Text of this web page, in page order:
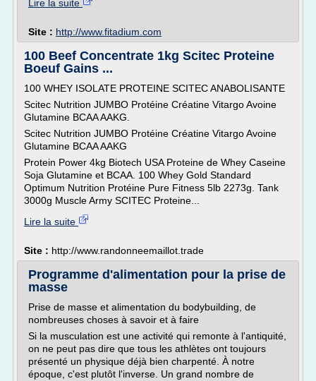
Lire la suite
Site : http://www.fitadium.com
100 Beef Concentrate 1kg Scitec Proteine
Boeuf Gains ...
100 WHEY ISOLATE PROTEINE SCITEC ANABOLISANTE
Scitec Nutrition JUMBO Protéine Créatine Vitargo Avoine
Glutamine BCAA AAKG.
Scitec Nutrition JUMBO Protéine Créatine Vitargo Avoine
Glutamine BCAA AAKG
Protein Power 4kg Biotech USA Proteine de Whey Caseine
Soja Glutamine et BCAA. 100 Whey Gold Standard
Optimum Nutrition Protéine Pure Fitness 5lb 2273g. Tank
3000g Muscle Army SCITEC Proteine...
Lire la suite
Site : http://www.randonneemaillot.trade
Programme d'alimentation pour la prise de
masse
Prise de masse et alimentation du bodybuilding, de
nombreuses choses à savoir et à faire
Si la musculation est une activité qui remonte à l'antiquité,
on ne peut pas dire que tous les athlètes ont toujours
présenté un physique déjà bien charpenté. À notre
époque, c'est plutôt l'inverse. Un grand nombre de